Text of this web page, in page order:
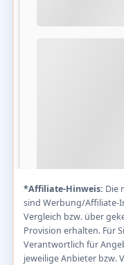
*Affiliate-Hinweis: Die
sind Werbung/Affiliate-
Vergleich bzw. über
Provision erhalten. Für
Verantwortlich für
jeweilige Anbieter bzw.